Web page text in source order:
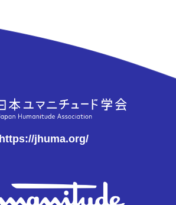
https://jhuma.org/